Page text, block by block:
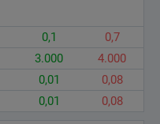
0,1
0,7
3.000
4.000
0,01
0,08
0,01 0,08